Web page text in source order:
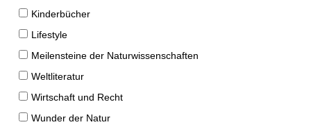
Kinderbücher
Lifestyle
Meilensteine der Naturwissenschaften
Weltliteratur
Wirtschaft und Recht
Wunder der Natur